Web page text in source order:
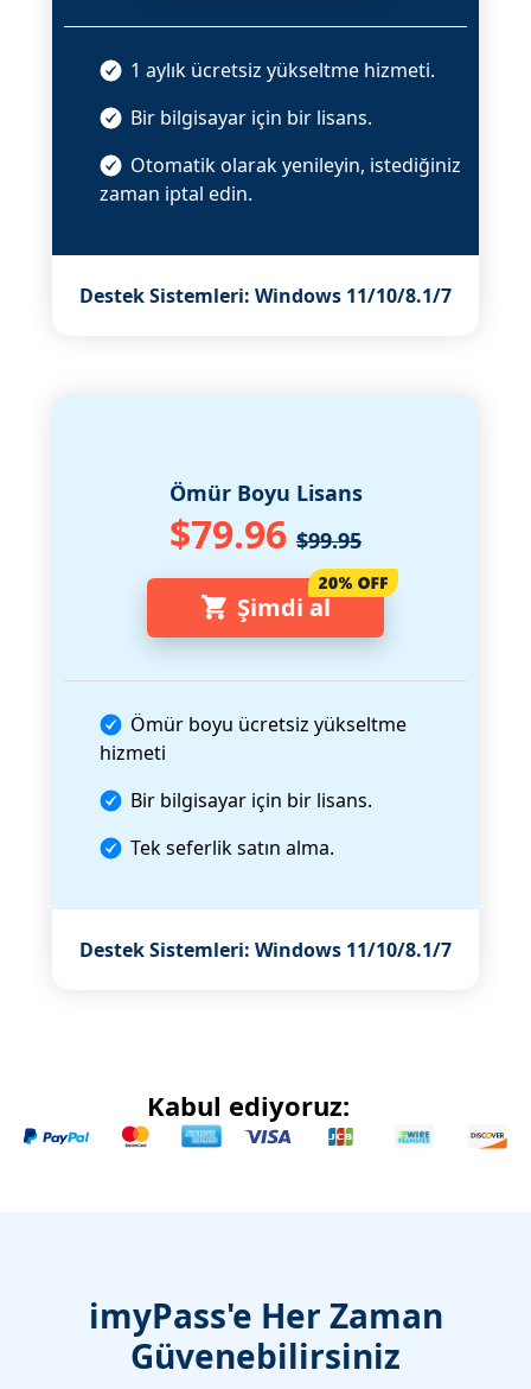
1 aylık ücretsiz yükseltme hizmeti.
Bir bilgisayar için bir lisans.
Otomatik olarak yenileyin, istediğiniz
zaman iptal edin.
Destek Sistemleri: Windows 11/10/8.1/7
Ömür Boyu Lisans
$79.96 $99.95
Şimdi al
Ömür boyu ücretsiz yükseltme
hizmeti
Bir bilgisayar için bir lisans.
Tek seferlik satın alma.
Destek Sistemleri: Windows 11/10/8.1/7
Kabul ediyoruz:
imyPass'e Her Zaman
Güvenebilirsiniz